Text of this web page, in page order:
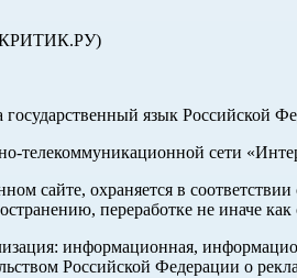
язык Российской
телекоммуникационной сети
сайте, охраняется в
переработке не иначе
информационная,
Российской Федерации о